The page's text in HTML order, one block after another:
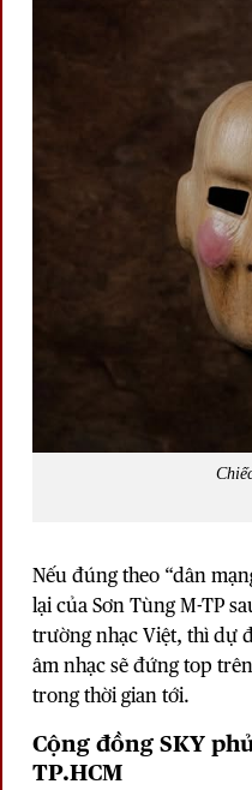
Chiếc mặt nạ bí
Nếu đúng theo “dân
lại của Sơn Tùng M-TP
trường nhạc Việt, thì dự
âm nhạc sẽ đứng top
trong thời gian tới.
Cộng đồng SKY
TP.HCM